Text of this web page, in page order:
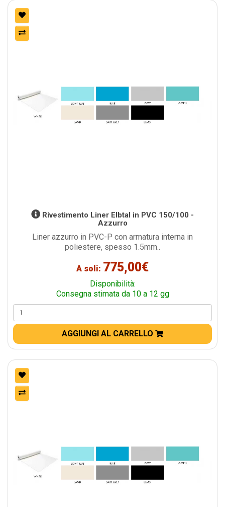
Rivestimento Liner Elbtal in PVC 150/100 -
Azzurro
Liner azzurro in PVC-P con armatura interna in
poliestere, spesso 1.5mm..
A soli: 775,00€
Disponibilità:
Consegna stimata da 10 a 12 gg
AGGIUNGI AL CARRELLO